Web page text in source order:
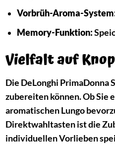
Vorbrüh-Aroma-
Memory-Funktion:
Vielfalt auf
Die DeLonghi PrimaDonna
zubereiten können. Ob Sie
aromatischen Lungo
Direktwahltasten ist die
individuellen Vorlieben